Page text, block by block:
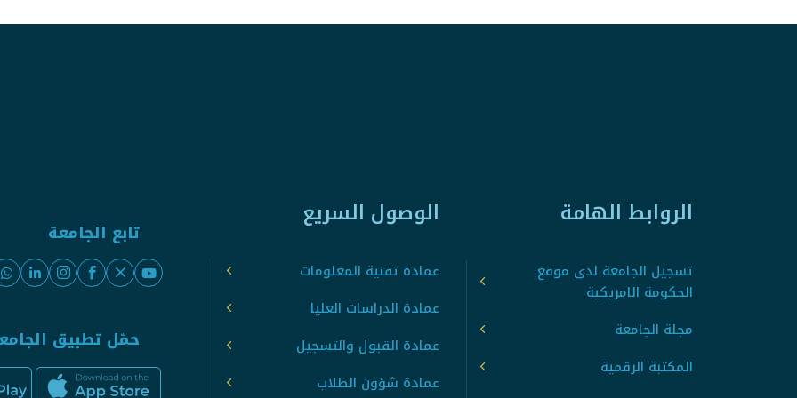
الروابط الهامة
تسجيل الجامعة لدى موقع
الحكومة الامريكية
مجلة الجامعة
المكتبة الرقمية
الوصول السريع
عمادة تقنية المعلومات
عمادة الدراسات العليا
عمادة القبول والتسجيل
عمادة شؤون الطلاب
تابع الجامعة
حمّل تطبيق